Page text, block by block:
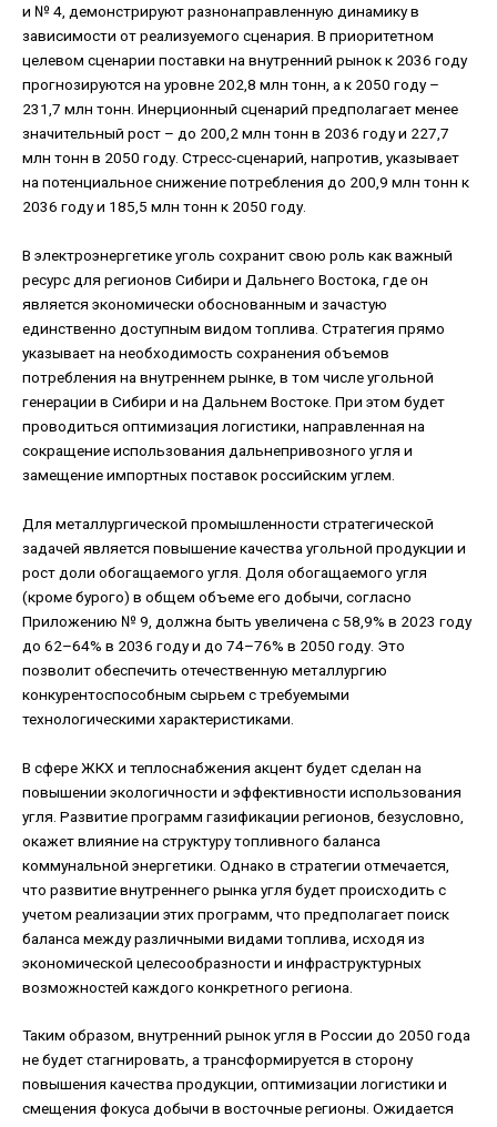
и № 4, демонстрируют разнонаправленную динамику в
зависимости от реализуемого сценария. В приоритетном
целевом сценарии поставки на внутренний рынок к 2036 году
прогнозируются на уровне 202,8 млн тонн, а к 2050 году –
231,7 млн тонн. Инерционный сценарий предполагает менее
значительный рост – до 200,2 млн тонн в 2036 году и 227,7
млн тонн в 2050 году. Стресс-сценарий, напротив, указывает
на потенциальное снижение потребления до 200,9 млн тонн к
2036 году и 185,5 млн тонн к 2050 году.
В электроэнергетике уголь сохранит свою роль как важный
ресурс для регионов Сибири и Дальнего Востока, где он
является экономически обоснованным и зачастую
единственно доступным видом топлива. Стратегия прямо
указывает на необходимость сохранения объемов
потребления на внутреннем рынке, в том числе угольной
генерации в Сибири и на Дальнем Востоке. При этом будет
проводиться оптимизация логистики, направленная на
сокращение использования дальнепривозного угля и
замещение импортных поставок российским углем.
Для металлургической промышленности стратегической
задачей является повышение качества угольной продукции и
рост доли обогащаемого угля. Доля обогащаемого угля
(кроме бурого) в общем объеме его добычи, согласно
Приложению № 9, должна быть увеличена с 58,9% в 2023 году
до 62–64% в 2036 году и до 74–76% в 2050 году. Это
позволит обеспечить отечественную металлургию
конкурентоспособным сырьем с требуемыми
технологическими характеристиками.
В сфере ЖКХ и теплоснабжения акцент будет сделан на
повышении экологичности и эффективности использования
угля. Развитие программ газификации регионов, безусловно,
окажет влияние на структуру топливного баланса
коммунальной энергетики. Однако в стратегии отмечается,
что развитие внутреннего рынка угля будет происходить с
учетом реализации этих программ, что предполагает поиск
баланса между различными видами топлива, исходя из
экономической целесообразности и инфраструктурных
возможностей каждого конкретного региона.
Таким образом, внутренний рынок угля в России до 2050 года
не будет стагнировать, а трансформируется в сторону
повышения качества продукции, оптимизации логистики и
смещения фокуса добычи в восточные регионы. Ожидается